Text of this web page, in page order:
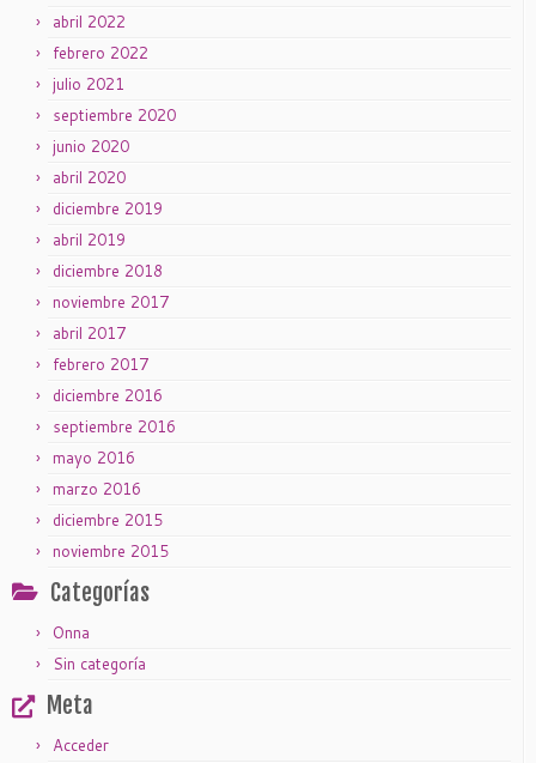
abril 2022
febrero 2022
julio 2021
septiembre 2020
junio 2020
abril 2020
diciembre 2019
abril 2019
diciembre 2018
noviembre 2017
abril 2017
febrero 2017
diciembre 2016
septiembre 2016
mayo 2016
marzo 2016
diciembre 2015
noviembre 2015
Categorías
Onna
Sin categoría
Meta
Acceder